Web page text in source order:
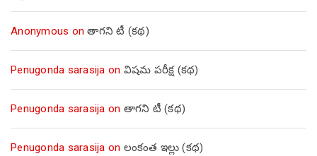
Anonymous onతాగని టీ (కథ)
Penugonda sarasija on విషమ పరీక్ష (క‌థ‌)
Penugonda sarasija on తాగని టీ (కథ)
Penugonda sarasija on లంకంత ఇల్లు (కథ)